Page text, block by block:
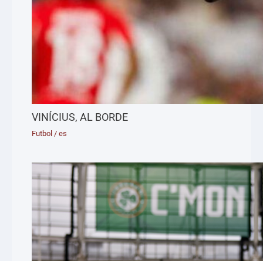
VINÍCIUS, AL BORDE
Futbol /es